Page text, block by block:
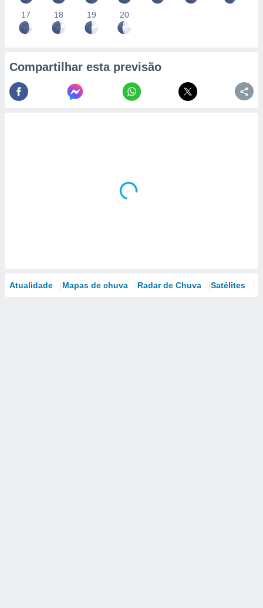
17 18 19 20
Compartilhar esta previsão
Atualidade Mapas de chuva Radar de Chuva Satélites